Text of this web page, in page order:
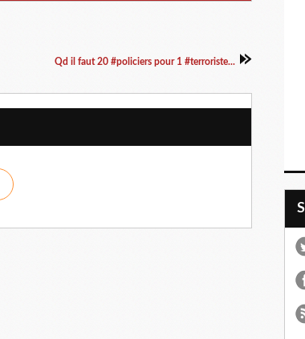
Qd il faut 20 #policiers pour 1 #terroriste...